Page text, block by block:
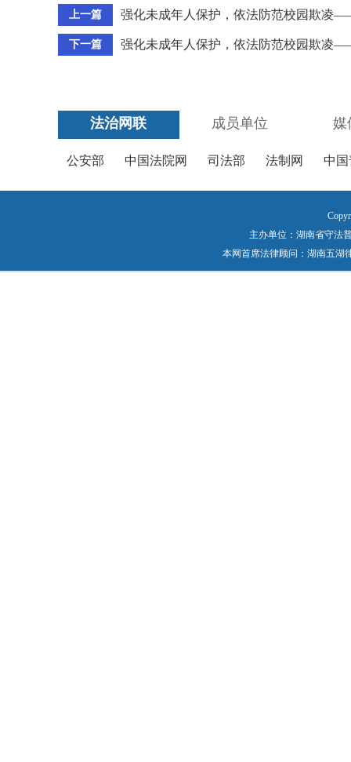
上一篇 强化未成年人保护，依法防范校园欺凌
下一篇 强化未成年人保护，依法防范校园欺凌
法治网联 成员单位 媒
公安部 中国法院网 司法部 法制网 中
主办单位：湖南省守法
本网首席法律顾问：湖南五湖